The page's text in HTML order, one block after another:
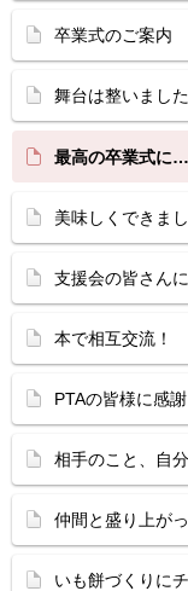
卒業式のご案内
舞台は整いました
最高の卒業式
美味しくできま
支援会の皆さんに
本で相互交流！
PTAの皆様に感謝
相手のこと、自
仲間と盛り上が
いも餅づくりに